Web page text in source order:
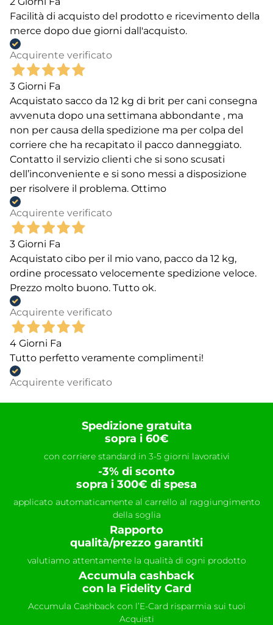
Facilità di acquisto del prodotto e ricevimento della
merce dopo due giorni dall'acquisto.
Acquirente verificato
3 Giorni Fa
Acquistato sacco da 12 kg di brit per cani consegna
avvenuta dopo una settimana abbondante , ma
non per causa della spedizione ma per colpa del
corriere che ha recapitato il pacco danneggiato.
Contatto il servizio clienti che si sono scusati
dell’inconveniente e si sono messi a disposizione
per risolvere il problema. Ottimo
Acquirente verificato
3 Giorni Fa
Acquistato cibo per il mio vano, pacco da 12 kg,
ordine processato velocemente spedizione veloce.
Prezzo molto buono. Tutto ok.
Acquirente verificato
4 Giorni Fa
Tutto perfetto veramente complimenti!
Acquirente verificato
Spedizione gratuita
sopra i 60€
con corriere standard in 3-5 giorni lavorativi
-3% di sconto
sopra i 300€ di spesa
applicato automaticamente al carrello al raggiungimento
della soglia
Rapporto
qualità/prezzo garantiti
valutiamo attentamente la qualità di ogni prodotto
Accumula cashback
con la Fidelity Card
Accumula Cashback con l’E-Card risparmia sui tuoi
Acquisti